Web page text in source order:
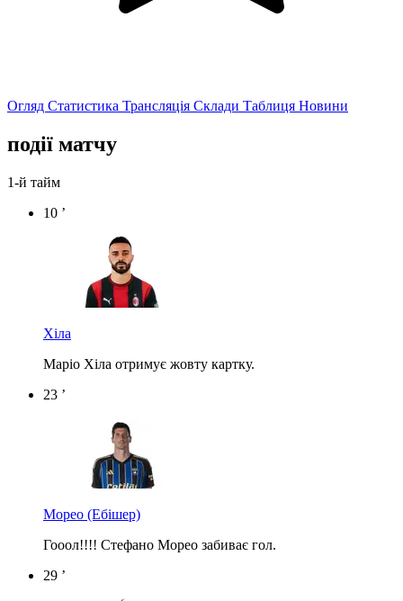
Огляд Статистика Трансляція Склади Таблиця Новини
події матчу
1-й тайм
10 ’
Хіла
Маріо Хіла отримує жовту картку.
23 ’
Морео (Ебішер)
Гооол!!!! Стефано Морео забиває гол.
29 ’